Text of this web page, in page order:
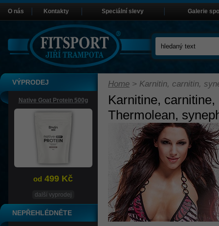
Home > Karnitin, carnitin,
Karnitine,
Thermolean,
VÝPRODEJ
Native Goat Protein 500g
od 499 Kč
další vyprodej
NEPŘEHLÉDNĚTE
O nás Kontakty Speciální slevy Galerie